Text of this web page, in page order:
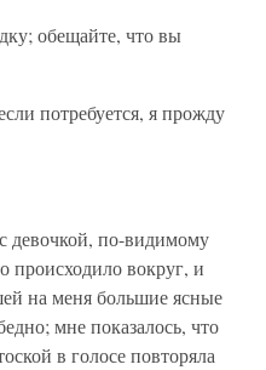
обещайте, что вы
потребуется, я прожду
девочкой, по-видимому
вокруг, и
на меня большие ясные
мне показалось, что
в голосе повторяла